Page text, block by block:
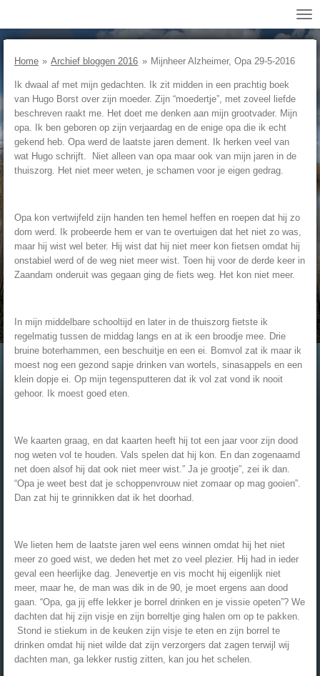
direct
naar
deHome » Archief bloggen 2016 » Mijnheer Alzheimer, Opa 29-5-2016
Ik dwaal af met mijn gedachten. Ik zit midden in een prachtig boek
van Hugo Borst over zijn moeder. Zijn “moedertje”, met zoveel liefde
beschreven raakt me. Het doet me denken aan mijn grootvader. Mijn
opa. Ik ben geboren op zijn verjaardag en de enige opa die ik echt
gekend heb. Opa werd de laatste jaren dement. Ik herken veel van
wat Hugo schrijft. Niet alleen van opa maar ook van mijn jaren in de
thuiszorg. Het niet meer weten, je schamen voor je eigen gedrag.
Opa kon vertwijfeld zijn handen ten hemel heffen en roepen dat hij zo
dom werd. Ik probeerde hem er van te overtuigen dat het niet zo was,
maar hij wist wel beter. Hij wist dat hij niet meer kon fietsen omdat hij
onstabiel werd of de weg niet meer wist. Toen hij voor de derde keer in
Zaandam onderuit was gegaan ging de fiets weg. Het kon niet meer.
In mijn middelbare schooltijd en later in de thuiszorg fietste ik
regelmatig tussen de middag langs en at ik een broodje mee. Drie
bruine boterhammen, een beschuitje en een ei. Bomvol zat ik maar ik
moest nog een gezond sapje drinken van wortels, sinasappels en een
klein dopje ei. Op mijn tegensputteren dat ik vol zat vond ik nooit
gehoor. Ik moest goed eten.
We kaarten graag, en dat kaarten heeft hij tot een jaar voor zijn dood
nog weten vol te houden. Vals spelen dat hij kon. En dan zogenaamd
net doen alsof hij dat ook niet meer wist.” Ja je grootje”, zei ik dan.
“Opa je weet best dat je schoppenvrouw niet zomaar op mag gooien”.
Dan zat hij te grinnikken dat ik het doorhad.
We lieten hem de laatste jaren wel eens winnen omdat hij het niet
meer zo goed wist, we deden het met zo veel plezier. Hij had in ieder
geval een heerlijke dag. Jenevertje en vis mocht hij eigenlijk niet
meer, maar he, de man was dik in de 90, je moet ergens aan dood
gaan. “Opa, ga jij effe lekker je borrel drinken en je vissie opeten”? We
dachten dat hij zijn visje en zijn borreltje ging halen om op te pakken.
Stond ie stiekum in de keuken zijn visje te eten en zijn borrel te
drinken omdat hij niet wilde dat zijn verzorgers dat zagen terwijl wij
dachten man, ga lekker rustig zitten, kan jou het schelen.